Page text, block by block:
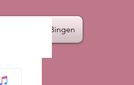
Hildegard von Bingen